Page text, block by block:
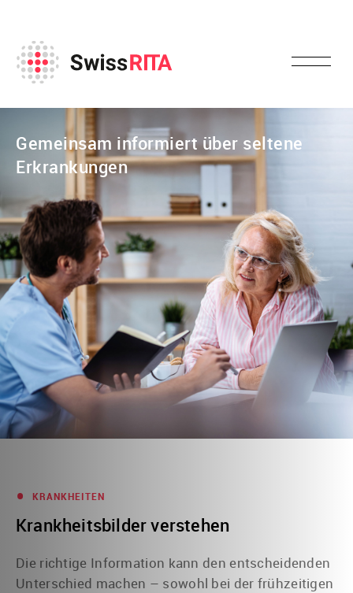
Gemeinsam informiert über seltene
Erkrankungen
• KRANKHEITEN
Krankheitsbilder verstehen
Die richtige Information kann den entscheidenden
Unterschied machen – sowohl bei der frühzeitigen